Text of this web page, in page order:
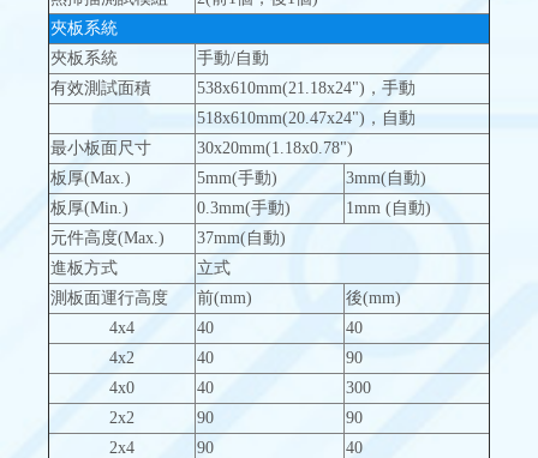
夾板系統
夾板系統
手動/自動
有效測試面積
538x610mm(21.18x24")，手動
518x610mm(20.47x24")，自動
最小板面尺寸
30x20mm(1.18x0.78")
板厚(Max.)
5mm(手動)
3mm(自動)
板厚(Min.)
0.3mm(手動)
1mm (自動)
元件高度(Max.)
37mm(自動)
進板方式
立式
測板面運行高度
前(mm)
後(mm)
4x4
40
40
4x2
40
90
4x0
40
300
2x2
90
90
2x4
90
40